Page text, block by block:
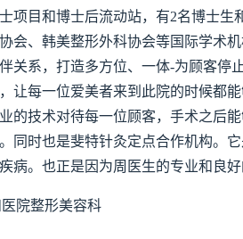
项目和博士后流动站，有2名博士生
会、韩美整形外科协会等国际学术
关系，打造多方位、一体-为顾客停
让每一位爱美者来到此院的时候都
的技术对待每一位顾客，手术之后
同时也是斐特针灸定点合作机构。
病。也正是因为周医生的专业和良